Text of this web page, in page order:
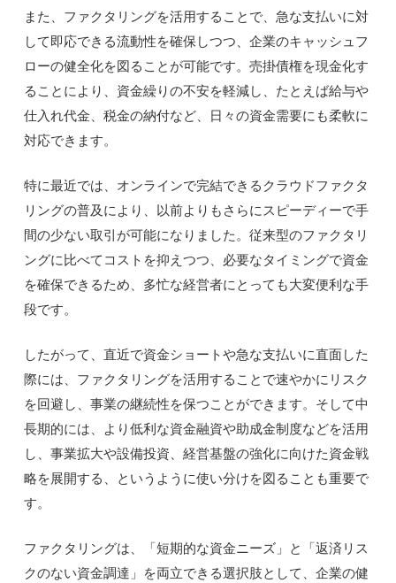
また、ファクタリングを活用することで、急な支払いに対
して即応できる流動性を確保しつつ、企業のキャッシュフ
ローの健全化を図ることが可能です。売掛債権を現金化す
ることにより、資金繰りの不安を軽減し、たとえば給与や
仕入れ代金、税金の納付など、日々の資金需要にも柔軟に
対応できます。
特に最近では、オンラインで完結できるクラウドファクタ
リングの普及により、以前よりもさらにスピーディーで手
間の少ない取引が可能になりました。従来型のファクタリ
ングに比べてコストを抑えつつ、必要なタイミングで資金
を確保できるため、多忙な経営者にとっても大変便利な手
段です。
したがって、直近で資金ショートや急な支払いに直面した
際には、ファクタリングを活用することで速やかにリスク
を回避し、事業の継続性を保つことができます。そして中
長期的には、より低利な資金融資や助成金制度などを活用
し、事業拡大や設備投資、経営基盤の強化に向けた資金戦
略を展開する、というように使い分けを図ることも重要で
す。
ファクタリングは、「短期的な資金ニーズ」と「返済リス
クのない資金調達」を両立できる選択肢として、企業の健